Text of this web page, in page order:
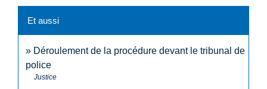
Et aussi
Déroulement de la procédure devant le tribunal de
police
Justice